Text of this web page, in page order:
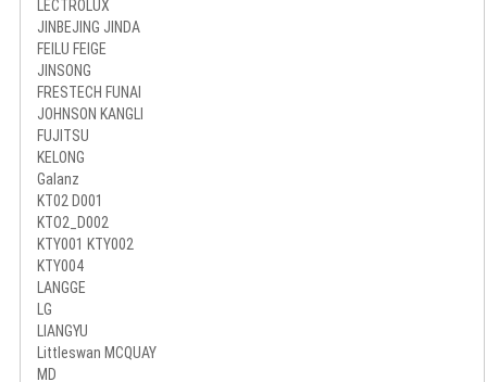
LECTROLUX
JINBEJING JINDA
FEILU FEIGE
JINSONG
FRESTECH FUNAI
JOHNSON KANGLI
FUJITSU
KELONG
Galanz
KT02 D001
KTO2_D002
KTY001 KTY002
KTY004
LANGGE
LG
LIANGYU
Littleswan MCQUAY
MD